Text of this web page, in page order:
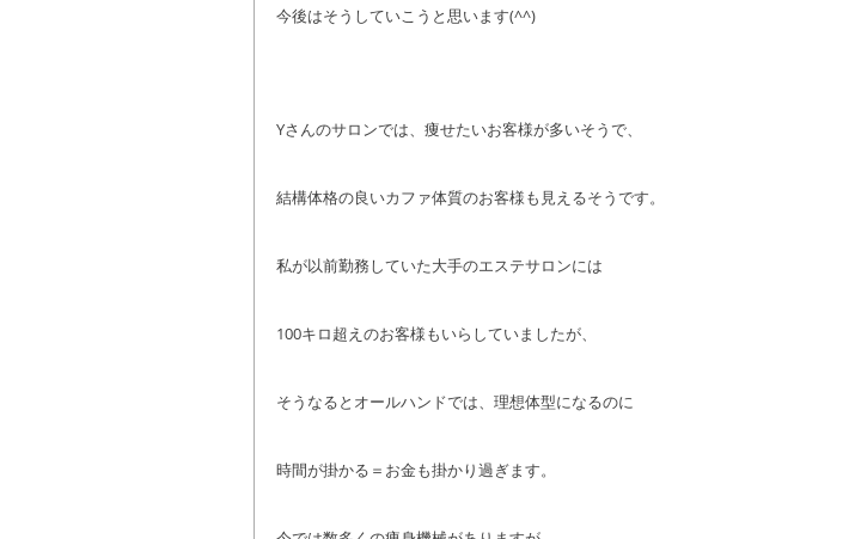
今後はそうしていこうと思います(^^)
Yさんのサロンでは、痩せたいお客様が多いそうで、
結構体格の良いカファ体質のお客様も見えるそうです。
私が以前勤務していた大手のエステサロンには
100キロ超えのお客様もいらしていましたが、
そうなるとオールハンドでは、理想体型になるのに
時間が掛かる＝お金も掛かり過ぎます。